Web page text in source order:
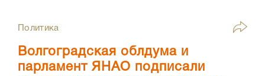
Политика
Волгоградская облдума и
парламент ЯНАО подписали